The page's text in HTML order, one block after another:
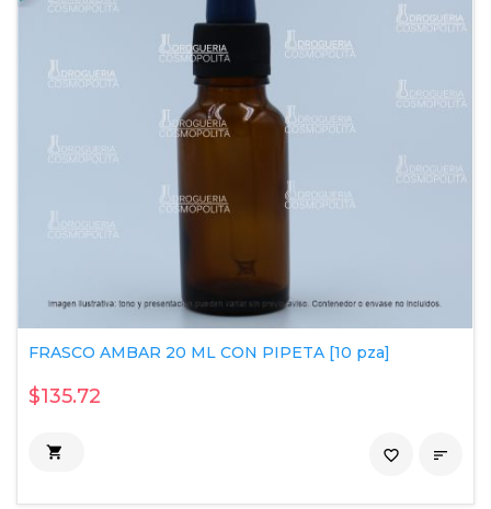
FRASCO AMBAR 20 ML CON PIPETA [10 pza]
$135.72
 
favorite_border